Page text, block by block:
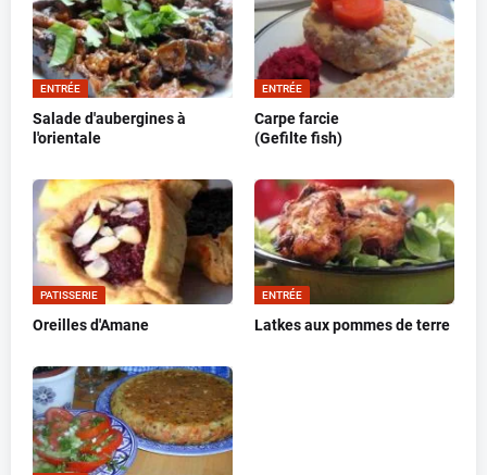
ENTRÉE
Salade d'aubergines à
l'orientale
ENTRÉE
Carpe farcie
(Gefilte fish)
PATISSERIE
Oreilles d'Amane
ENTRÉE
Latkes aux pommes de terre